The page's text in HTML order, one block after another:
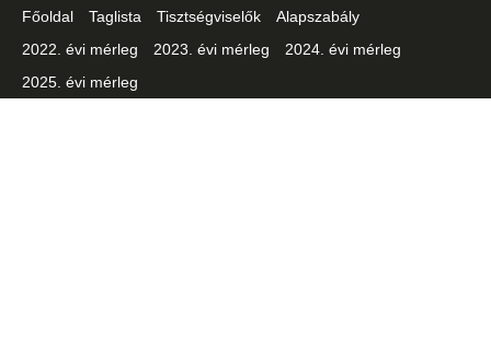
Főoldal Taglista Tisztségviselők
Alapszabály
2022. évi mérleg
2023. évi mérleg
2024. évi mérleg
2025. évi mérleg